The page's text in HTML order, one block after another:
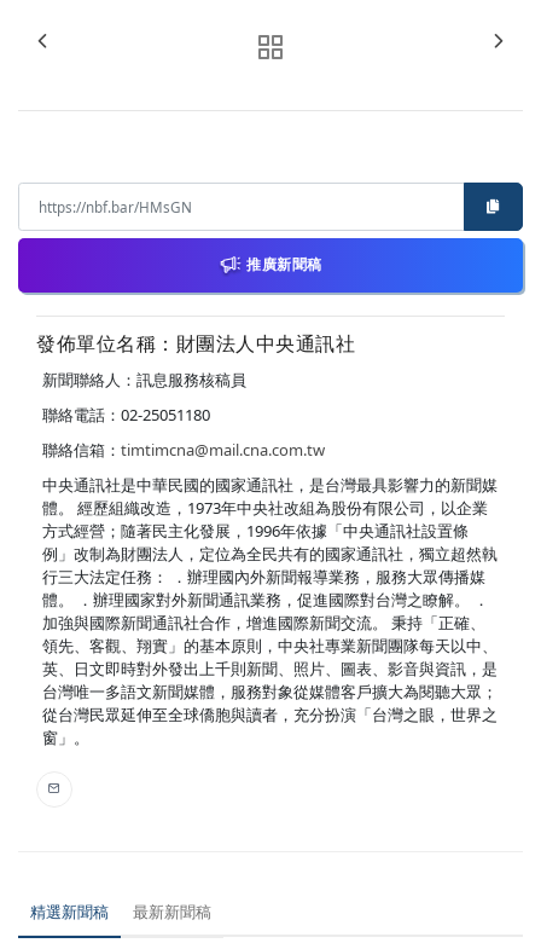
推廣新聞稿
發佈單位名稱：財團法人中央通訊社
新聞聯絡人：訊息服務核稿員
聯絡電話：02-25051180
聯絡信箱： timtimcna@mail.cna.com.tw
中央通訊社是中華民國的國家通訊社，是台灣最具影響力的新聞媒
體。 經歷組織改造，1973年中央社改組為股份有限公司，以企業
方式經營；隨著民主化發展，1996年依據「中央通訊社設置條
例」改制為財團法人，定位為全民共有的國家通訊社，獨立超然執
行三大法定任務： ．辦理國內外新聞報導業務，服務大眾傳播媒
體。 ．辦理國家對外新聞通訊業務，促進國際對台灣之瞭解。 ．
加強與國際新聞通訊社合作，增進國際新聞交流。 秉持「正確、
領先、客觀、翔實」的基本原則，中央社專業新聞團隊每天以中、
英、日文即時對外發出上千則新聞、照片、圖表、影音與資訊，是
台灣唯一多語文新聞媒體，服務對象從媒體客戶擴大為閱聽大眾；
從台灣民眾延伸至全球僑胞與讀者，充分扮演「台灣之眼，世界之
窗」。
精選新聞稿 最新新聞稿